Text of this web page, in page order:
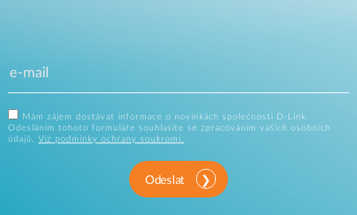
Mám zájem dostávat informace o novinkách společnosti D-Link.
Odesláním tohoto formuláře souhlasíte se zpracováním vašich osobních
údajů. Viz podmínky ochrany soukromí.
Odeslat